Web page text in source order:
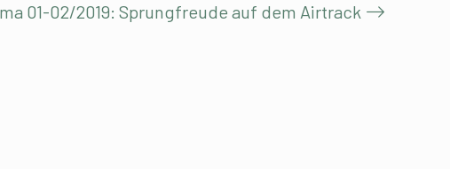
01-02/2019: Sprungfreude auf dem Airtrack